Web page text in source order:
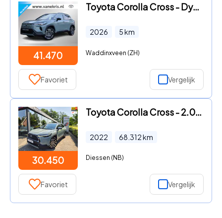
41.470
Toyota Corolla Cross - Dynamic , Nieuw en snel leverbaar met € 2.000 inruilvoordeel
2026 5km
Waddinxveen (ZH)
Favoriet Vergelijk
30.450
Toyota Corolla Cross - 2.0 Hybrid 200 Style
2022 68.312km
Diessen (NB)
Favoriet Vergelijk